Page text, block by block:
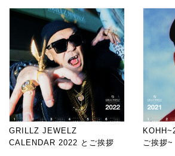
GRILLZ JEWELZ
CALENDAR 2022 とご挨拶
ご挨拶~